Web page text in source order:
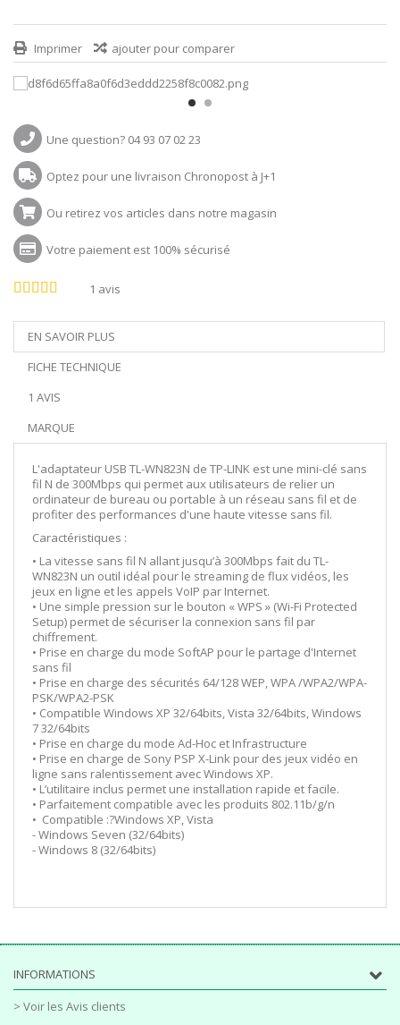
Imprimer ajouter pour comparer
Une question? 04 93 07 02 23
Optez pour une livraison Chronopost à J+1
Ou retirez vos articles dans notre magasin
Votre paiement est 100% sécurisé
1 avis
EN SAVOIR PLUS
FICHE TECHNIQUE
1 AVIS
MARQUE
L'adaptateur USB TL-WN823N de TP-LINK est une mini-clé sans
fil N de 300Mbps qui permet aux utilisateurs de relier un
ordinateur de bureau ou portable à un réseau sans fil et de
profiter des performances d'une haute vitesse sans fil.
Caractéristiques :
• La vitesse sans fil N allant jusqu’à 300Mbps fait du TL-
WN823N un outil idéal pour le streaming de flux vidéos, les
jeux en ligne et les appels VoIP par Internet.
• Une simple pression sur le bouton « WPS » (Wi-Fi Protected
Setup) permet de sécuriser la connexion sans fil par
chiffrement.
• Prise en charge du mode SoftAP pour le partage d'Internet
sans fil
• Prise en charge des sécurités 64/128 WEP, WPA /WPA2/WPA-
PSK/WPA2-PSK
• Compatible Windows XP 32/64bits, Vista 32/64bits, Windows
7 32/64bits
• Prise en charge du mode Ad-Hoc et Infrastructure
• Prise en charge de Sony PSP X-Link pour des jeux vidéo en
ligne sans ralentissement avec Windows XP.
• L’utilitaire inclus permet une installation rapide et facile.
• Parfaitement compatible avec les produits 802.11b/g/n
• Compatible :?Windows XP, Vista
- Windows Seven (32/64bits)
- Windows 8 (32/64bits)
INFORMATIONS
> Voir les Avis clients